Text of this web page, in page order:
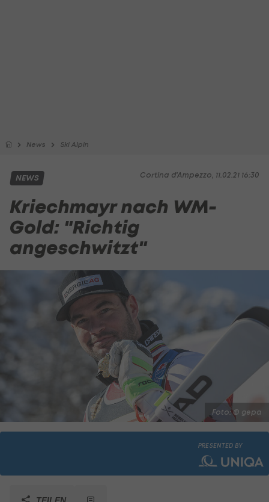
News Ski Alpin
Cortina d'Ampezzo, 11.02.21 16:30
NEWS
Kriechmayr nach WM-
Gold: "Richtig
angeschwitzt"
Foto: © gepa
PRESENTED BY
TEILEN